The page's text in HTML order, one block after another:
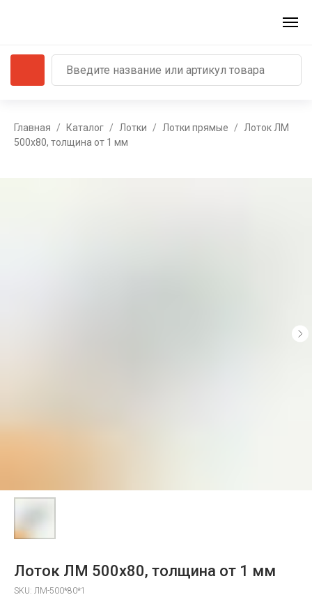
Главная Каталог Лотки Лотки прямые
Лоток ЛМ
500х80, толщина от 1 мм
Лоток ЛМ 500х80, толщина от 1 мм
SKU: ЛМ-500*80*1